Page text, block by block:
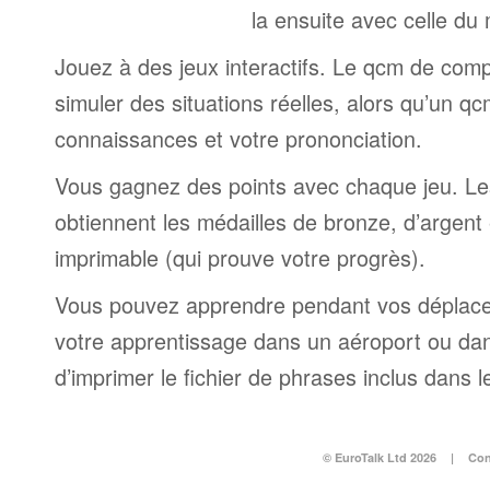
la ensuite avec celle du
Jouez à des jeux interactifs. Le qcm de
simuler des situations réelles, alors qu’un
connaissances et votre prononciation.
Vous gagnez des points avec chaque jeu.
obtiennent les médailles de bronze, d’argent
imprimable (qui prouve votre progrès).
Vous pouvez apprendre pendant vos
votre apprentissage dans un aéroport ou
d’imprimer le fichier de phrases inclus dans
© EuroTalk Ltd 2026 |